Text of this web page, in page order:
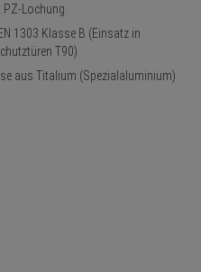
Lochung.
1303 Klasse B (Einsatz in
T90)
aus Titalium (Spezialaluminium)